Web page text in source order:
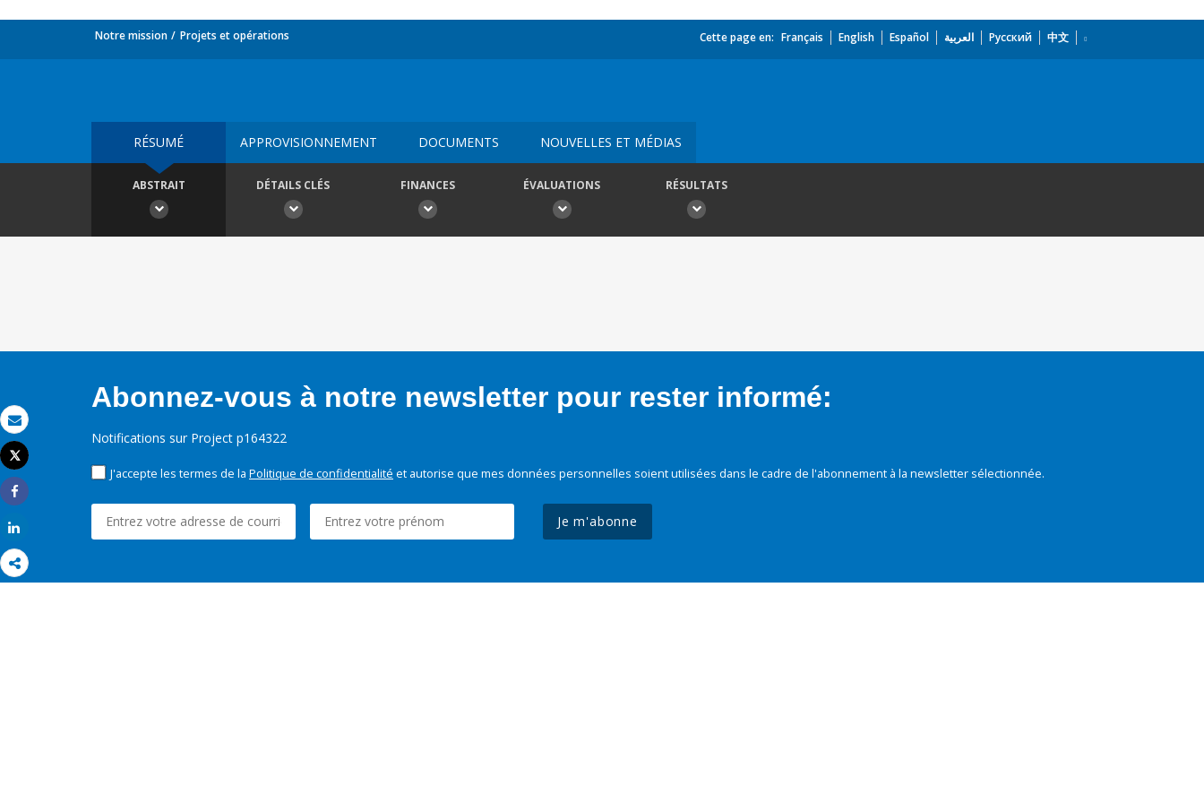
Email
Imprimer
Tweet
Share
Notre mission Projets et opérations Cette page en: Français English Español العربية Русский 中文
RÉSUMÉ APPROVISIONNEMENT DOCUMENTS NOUVELLES ET MÉDIAS
ABSTRAIT DÉTAILS CLÉS FINANCES ÉVALUATIONS RÉSULTATS
Abonnez-vous à notre newsletter pour rester informé:
Notifications sur Project p164322
J'accepte les termes de la Politique de confidentialité et autorise que mes données personnelles soient utilisées dans le cadre de l'abonnement à la newsletter sélectionnée.
Je m'abonne